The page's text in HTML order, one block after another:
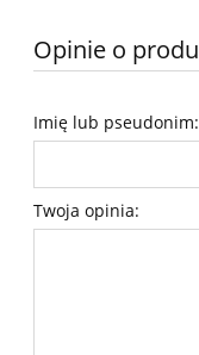
Opinie o
Imię lub pseudonim:
Twoja opinia: